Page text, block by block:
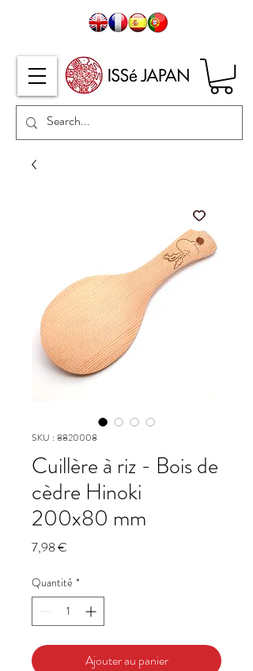
SKU : 8820008
Cuillère à riz - Bois de
cèdre Hinoki
200x80 mm
7,98 €
Quantité *
Ajouter au panier